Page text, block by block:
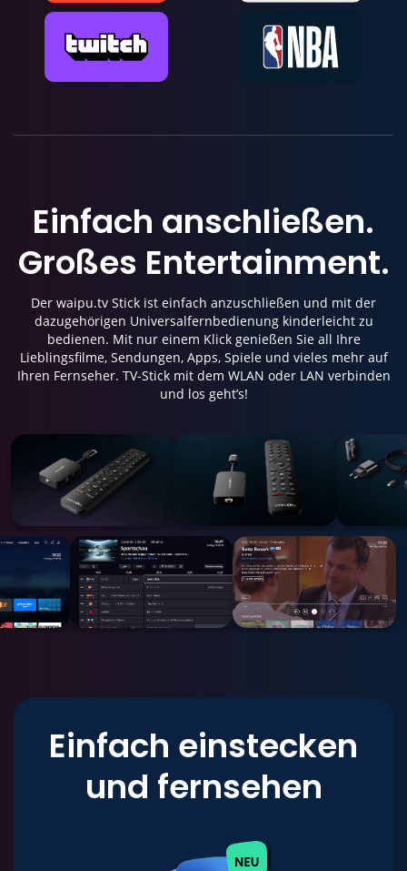
Einfach anschließen.
Großes Entertainment.
Der waipu.tv Stick ist einfach anzuschließen und mit der
dazugehörigen Universalfernbedienung kinderleicht zu
bedienen. Mit nur einem Klick genießen Sie all Ihre
Lieblingsfilme, Sendungen, Apps, Spiele und vieles mehr auf
Ihren Fernseher. TV-Stick mit dem WLAN oder LAN verbinden
und los geht’s!
Einfach einstecken
und fernsehen